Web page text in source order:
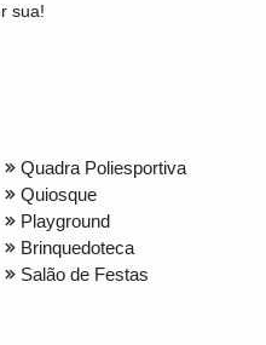
sua!
Quadra Poliesportiva
Quiosque
Playground
Brinquedoteca
Salão de Festas